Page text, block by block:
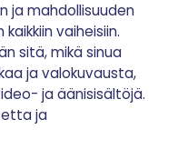
ja mahdollisuuden
vaiheisiin.
sitä, mikä sinua
ja valokuvausta,
ja äänisisältöjä.
ja